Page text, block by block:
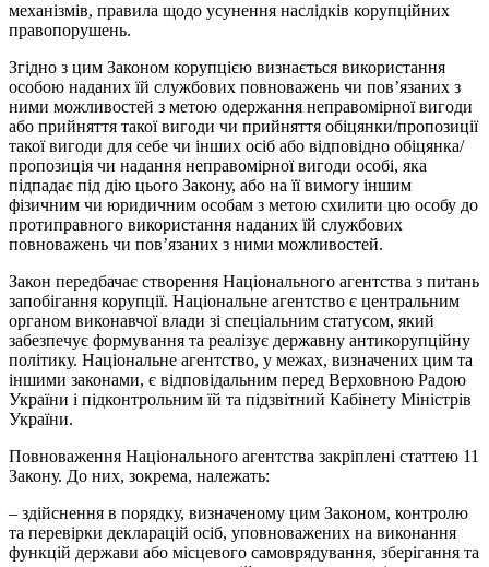
механізмів, правила щодо усунення наслідків корупційних
правопорушень.
Згідно з цим Законом корупцією визнається використання
особою наданих їй службових повноважень чи пов’язаних з
ними можливостей з метою одержання неправомірної вигоди
або прийняття такої вигоди чи прийняття обіцянки/пропозиції
такої вигоди для себе чи інших осіб або відповідно обіцянка/
пропозиція чи надання неправомірної вигоди особі, яка
підпадає під дію цього Закону, або на її вимогу іншим
фізичним чи юридичним особам з метою схилити цю особу до
протиправного використання наданих їй службових
повноважень чи пов’язаних з ними можливостей.
Закон передбачає створення Національного агентства з питань
запобігання корупції. Національне агентство є центральним
органом виконавчої влади зі спеціальним статусом, який
забезпечує формування та реалізує державну антикорупційну
політику. Національне агентство, у межах, визначених цим та
іншими законами, є відповідальним перед Верховною Радою
України і підконтрольним їй та підзвітний Кабінету Міністрів
України.
Повноваження Національного агентства закріплені статтею 11
Закону. До них, зокрема, належать:
– здійснення в порядку, визначеному цим Законом, контролю
та перевірки декларацій осіб, уповноважених на виконання
функцій держави або місцевого самоврядування, зберігання та